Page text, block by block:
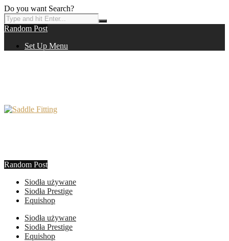
Do you want Search?
Random Post
Set Up Menu
Random Post
Siodła używane
Siodła Prestige
Equishop
Siodła używane
Siodła Prestige
Equishop